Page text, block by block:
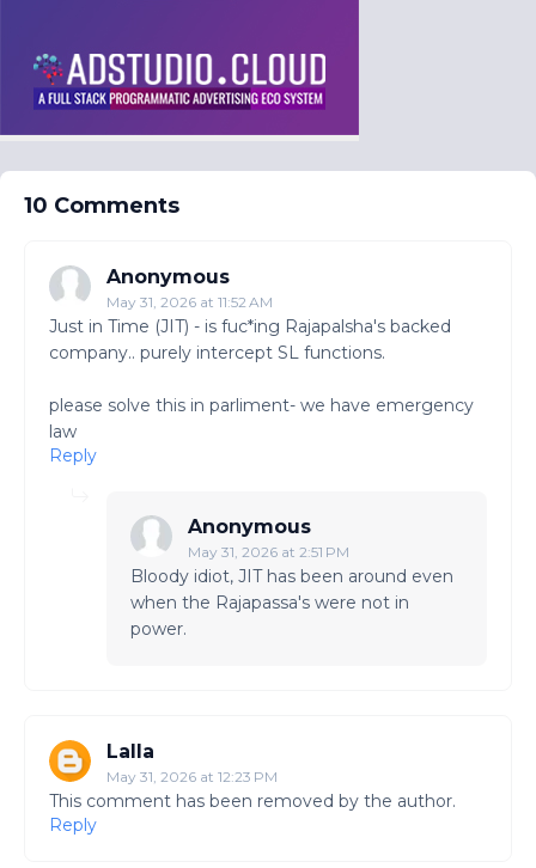
10 Comments
Anonymous
May 31, 2026 at 11:52 AM
Just in Time (JIT) - is fuc*ing Rajapalsha's backed
company.. purely intercept SL functions.
please solve this in parliment- we have emergency
law
Reply
Anonymous
May 31, 2026 at 2:51 PM
Bloody idiot, JIT has been around even
when the Rajapassa's were not in
power.
Lalla
May 31, 2026 at 12:23 PM
This comment has been removed by the author.
Reply